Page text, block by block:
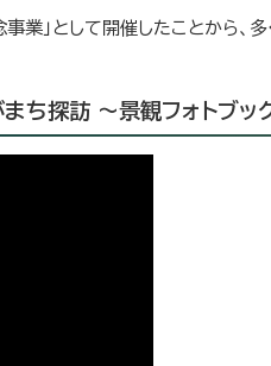
」として開催したことから、
ち探訪 ～景観フォトブッ